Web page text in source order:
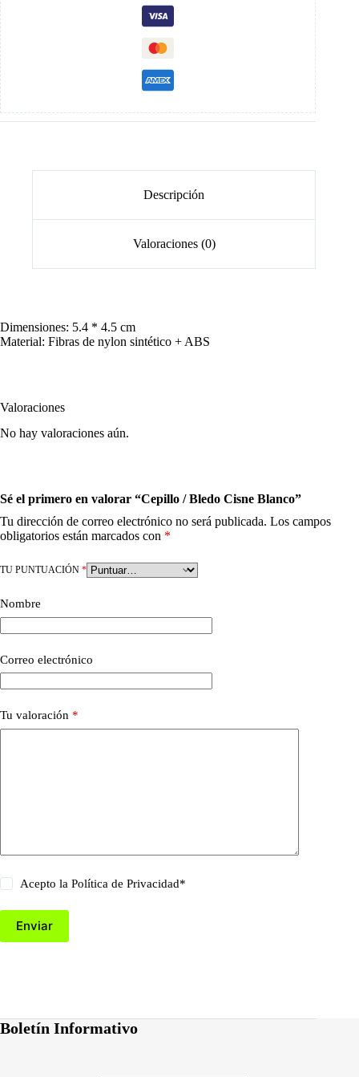
Descripción
Valoraciones (0)
Dimensiones: 5.4 * 4.5 cm
Material: Fibras de nylon sintético + ABS
Valoraciones
No hay valoraciones aún.
Sé el primero en valorar “Cepillo / Bledo Cisne Blanco”
Tu dirección de correo electrónico no será publicada. Los campos
obligatorios están marcados con *
TU PUNTUACIÓN *
Nombre
Correo electrónico
Tu valoración *
Acepto laPolítica de Privacidad*
Enviar
Boletín Informativo